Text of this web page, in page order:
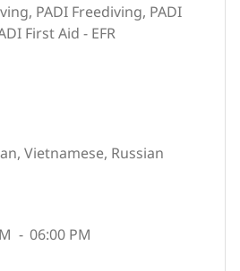
PADI Freediving, PADI
First Aid - EFR
Vietnamese, Russian
- 06:00 PM